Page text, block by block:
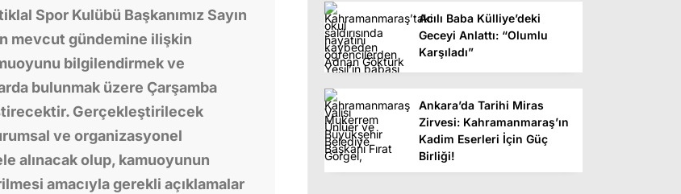
Spor Kulübü Başkanımız Sayın
mevcut gündemine ilişkin
bilgilendirmek ve
bulunmak üzere Çarşamba
Gerçekleştirilecek
ve organizasyonel
alınacak olup, kamuoyunun
amacıyla gerekli açıklamalar
Acılı Baba Külliye’deki
Geceyi Anlattı: “Olumlu
Karşıladı”
Ankara’da Tarihi Miras
Zirvesi: Kahramanmaraş’ın
Kadim Eserleri İçin Güç
Birliği!